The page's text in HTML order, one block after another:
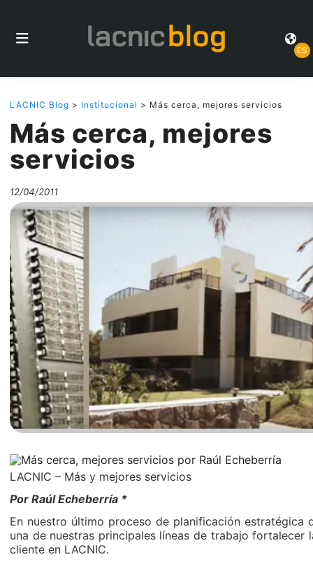
ES
LACNIC Blog > Institucional > Más cerca, mejores servicios
Más cerca, mejores
servicios
12/04/2011
LACNIC – Más y mejores servicios
Por Raúl Echeberría *
En nuestro último proceso de planificación estratégica
una de nuestras principales líneas de trabajo fortalecer
cliente en LACNIC.